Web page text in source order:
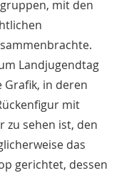
mit den
Landjugendtag
Grafik, in deren
mit
zu sehen ist, den
das
gerichtet, dessen